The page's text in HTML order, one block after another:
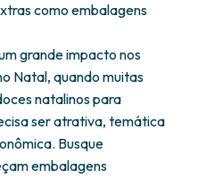
como embalagens
grande impacto nos
Natal, quando muitas
natalinos para
ser atrativa, temática
Busque
embalagens